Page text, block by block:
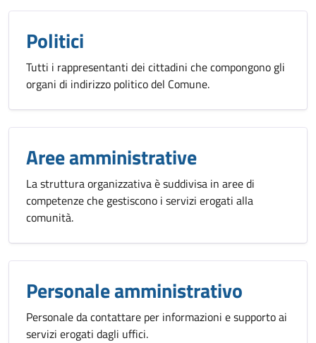
Politici
Tutti i rappresentanti dei cittadini che compongono gli
organi di indirizzo politico del Comune.
Aree amministrative
La struttura organizzativa è suddivisa in aree di
competenze che gestiscono i servizi erogati alla
comunità.
Personale amministrativo
Personale da contattare per informazioni e supporto ai
servizi erogati dagli uffici.